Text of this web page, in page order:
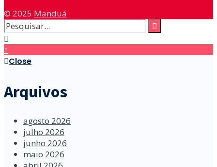
© 2025 Manduá
↑
Close
Arquivos
agosto 2026
julho 2026
junho 2026
maio 2026